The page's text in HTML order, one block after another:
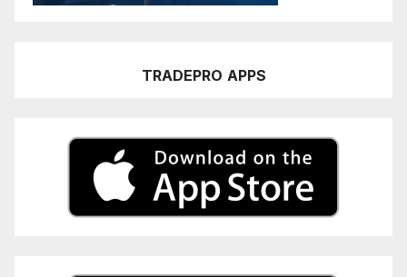
TRADEPRO APPS